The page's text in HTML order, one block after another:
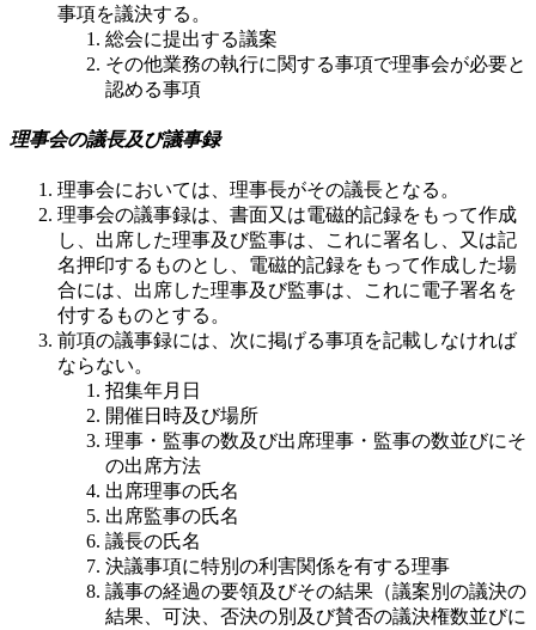
事項を議決する。
総会に提出する議案
その他業務の執行に関する事項で理事会が必要と
認める事項
理事会の議長及び議事録
理事会においては、理事長がその議長となる。
理事会の議事録は、書面又は電磁的記録をもって作成
し、出席した理事及び監事は、これに署名し、又は記
名押印するものとし、電磁的記録をもって作成した場
合には、出席した理事及び監事は、これに電子署名を
付するものとする。
前項の議事録には、次に掲げる事項を記載しなければ
ならない。
招集年月日
開催日時及び場所
理事・監事の数及び出席理事・監事の数並びにそ
の出席方法
出席理事の氏名
出席監事の氏名
議長の氏名
決議事項に特別の利害関係を有する理事
議事の経過の要領及びその結果（議案別の議決の
結果、可決、否決の別及び賛否の議決権数並びに